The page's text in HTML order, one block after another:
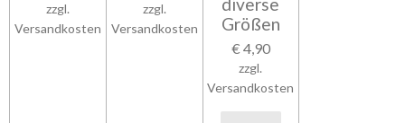
zzgl.
Versandkosten
zzgl.
Versandkosten
diverse
Größen
€ 4,90
zzgl.
Versandkosten